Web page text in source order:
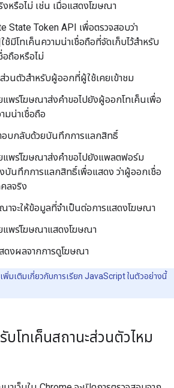
หรือไม่ เช่น เมื่อแสดงโฆษณา
State Token API เพื่อตรวจสอบว่า
ช้มีโทเค็นความน่าเชื่อถือที่จัดเก็บไว้สำหรับ
อถือหรือไม่
วนตัวสำหรับผู้ออกที่ผู้ใช้เคยเข้าชม
แพร่โฆษณาส่งคำขอไปยังผู้ออกโทเค็นเพื่อ
มน่าเชื่อถือ
อบกลับด้วยบันทึกการแลกสิทธิ์
แพร่โฆษณาส่งคำขอไปยังแพลตฟอร์ม
บันทึกการแลกสิทธิ์เพื่อแสดง ว่าผู้ออกเชื่อ
ลจริง
จะให้ข้อมูลที่จำเป็นต่อการแสดงโฆษณา
แพร่โฆษณาแสดงโฆษณา
ดงผลจากการดูโฆษณา
พิ่มเติมเกี่ยวกับการเรียก JavaScript ในตัวอย่างนี้
บโทเค็นสถานะส่วนตัวไหม